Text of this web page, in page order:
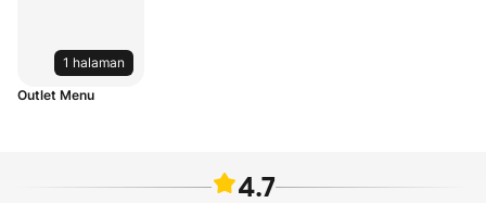
1 halaman
Outlet Menu
4.7